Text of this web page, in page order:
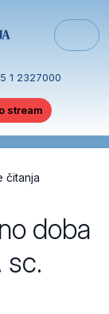
1 2327000
stream
čitanja
doba
sc.